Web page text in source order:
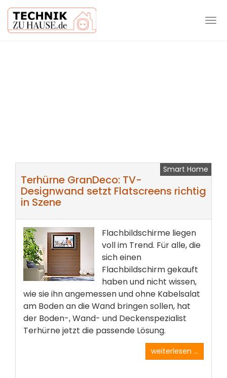
Smart Home
Terhürne GranDeco: TV-
Designwand setzt Flatscreens richtig
in Szene
Flachbildschirme liegen
voll im Trend. Für alle, die
sich einen
Flachbildschirm gekauft
haben und nicht wissen,
wie sie ihn angemessen und ohne Kabelsalat
am Boden an die Wand bringen sollen, hat
der Boden-, Wand- und Deckenspezialist
Terhürne jetzt die passende Lösung.
weiterlesen ...